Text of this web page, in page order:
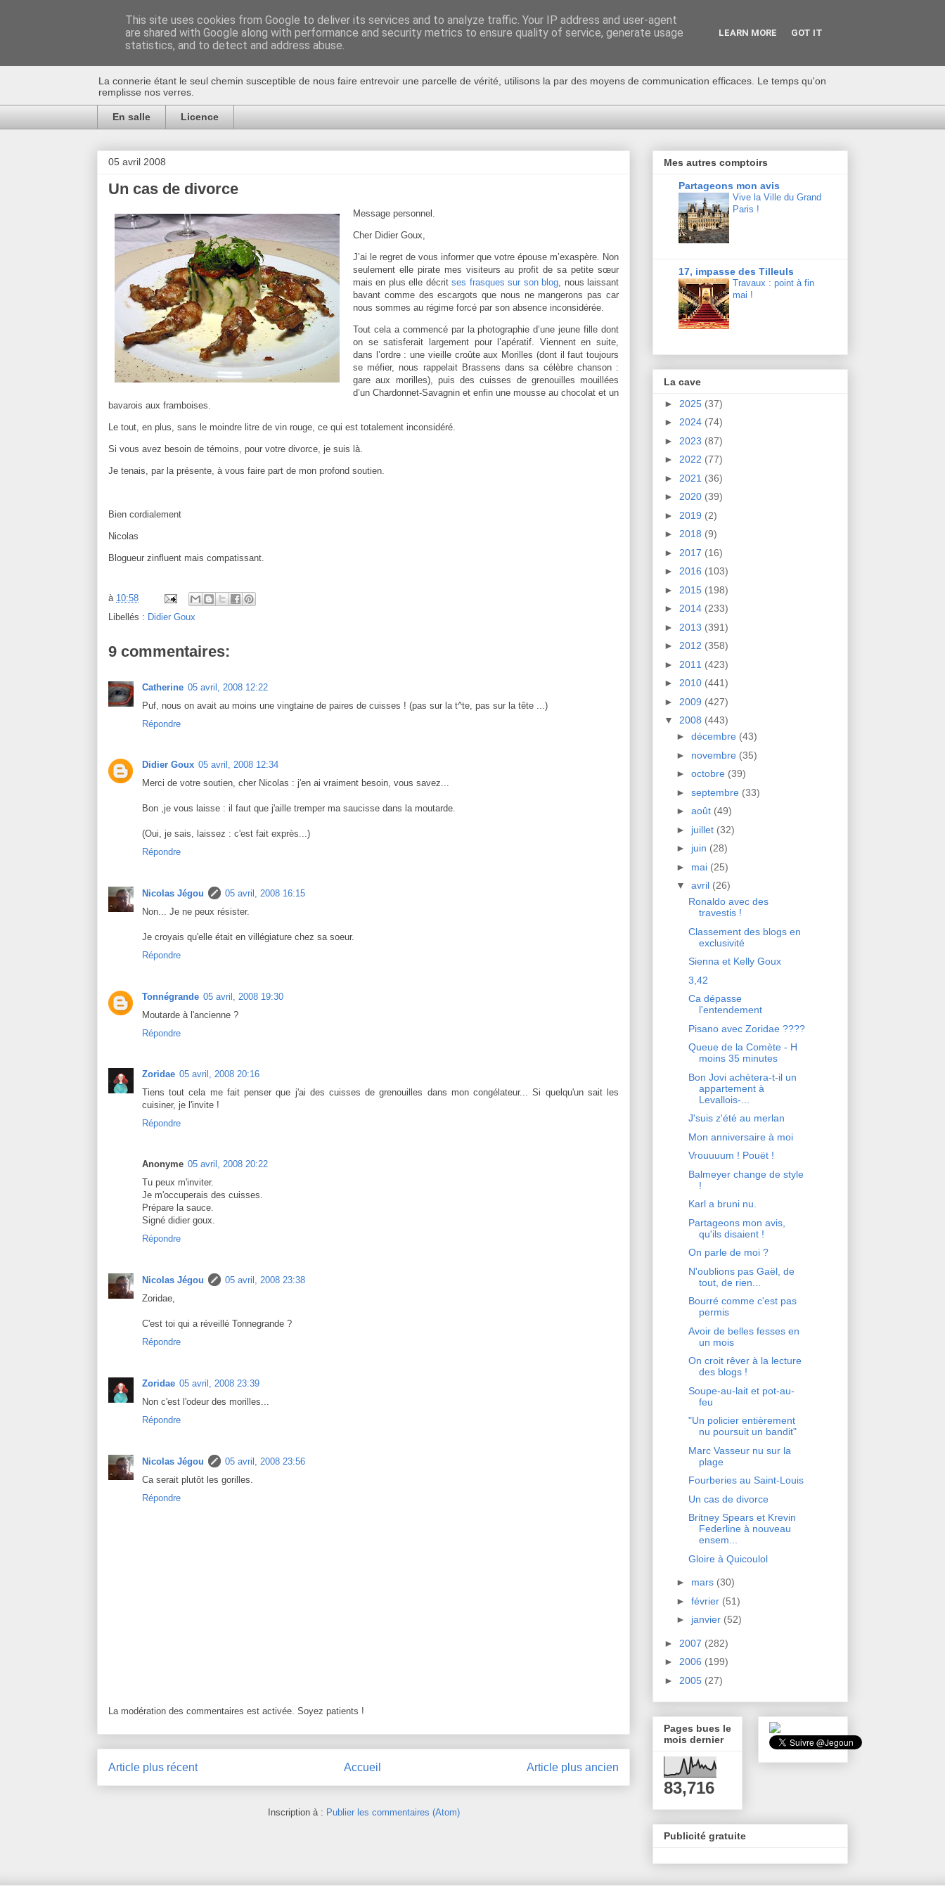
Au bistro !
La connerie étant le seul chemin susceptible de nous faire entrevoir une parcelle de vérité, utilisons la par des moyens de communication efficaces. Le temps qu'on
remplisse nos verres.
En salle Licence
05 avril 2008
Un cas de divorce
Message personnel.
Cher Didier Goux,
J’ai le regret de vous informer que votre épouse m’exaspère. Non
seulement elle pirate mes visiteurs au profit de sa petite sœur
mais en plus elle décritses frasques sur son blog , nous laissant
bavant comme des escargots que nous ne mangerons pas car
nous sommes au régime forcé par son absence inconsidérée.
Tout cela a commencé par la photographie d’une jeune fille dont
on se satisferait largement pour l’apératif. Viennent en suite,
dans l’ordre : une vieille croûte aux Morilles (dont il faut toujours
se méfier, nous rappelait Brassens dans sa célèbre chanson :
gare aux morilles), puis des cuisses de grenouilles mouillées
d’un Chardonnet-Savagnin et enfin une mousse au chocolat et un
bavarois aux framboises.
Le tout, en plus, sans le moindre litre de vin rouge, ce qui est totalement inconsidéré.
Si vous avez besoin de témoins, pour votre divorce, je suis là.
Je tenais, par la présente, à vous faire part de mon profond soutien.
Bien cordialement
Nicolas
Blogueur zinfluent mais compatissant.
à 10:58
Libellés : Didier Goux
9 commentaires:
Catherine 05 avril, 2008 12:22
Puf, nous on avait au moins une vingtaine de paires de cuisses ! (pas sur la t^te, pas sur la tête ...)
Répondre
Didier Goux 05 avril, 2008 12:34
Merci de votre soutien, cher Nicolas : j'en ai vraiment besoin, vous savez...
Bon ,je vous laisse : il faut que j'aille tremper ma saucisse dans la moutarde.
(Oui, je sais, laissez : c'est fait exprès...)
Répondre
Nicolas Jégou
05 avril, 2008 16:15
Non... Je ne peux résister.
Je croyais qu'elle était en villégiature chez sa soeur.
Répondre
Tonnégrande 05 avril, 2008 19:30
Moutarde à l'ancienne ?
Répondre
Zoridae 05 avril, 2008 20:16
Tiens tout cela me fait penser que j'ai des cuisses de grenouilles dans mon congélateur... Si quelqu'un sait les
cuisiner, je l'invite !
Répondre
Anonyme 05 avril, 2008 20:22
Tu peux m'inviter.
Je m'occuperais des cuisses.
Prépare la sauce.
Signé didier goux.
Répondre
Nicolas Jégou
05 avril, 2008 23:38
Zoridae,
C'est toi qui a réveillé Tonnegrande ?
Répondre
Zoridae 05 avril, 2008 23:39
Non c'est l'odeur des morilles...
Répondre
Nicolas Jégou
05 avril, 2008 23:56
Ca serait plutôt les gorilles.
Répondre
La modération des commentaires est activée. Soyez patients !
Article plus récent Article plus ancien
Accueil
Inscription à : Publier les commentaires (Atom)
Mes autres comptoirs
Partageons mon avis
Vive la Ville du Grand
Paris !
17, impasse des Tilleuls
Travaux : point à fin
mai !
La cave
► 2025 (37)
► 2024 (74)
► 2023 (87)
► 2022 (77)
► 2021 (36)
► 2020 (39)
► 2019 (2)
► 2018 (9)
► 2017 (16)
► 2016 (103)
► 2015 (198)
► 2014 (233)
► 2013 (391)
► 2012 (358)
► 2011 (423)
► 2010 (441)
► 2009 (427)
▼ 2008 (443)
► décembre (43)
► novembre (35)
► octobre (39)
► septembre (33)
► août (49)
► juillet (32)
► juin (28)
► mai (25)
▼ avril (26)
Ronaldo avec des
travestis !
Classement des blogs en
exclusivité
Sienna et Kelly Goux
3,42
Ca dépasse
l'entendement
Pisano avec Zoridae ????
Queue de la Comète - H
moins 35 minutes
Bon Jovi achètera-t-il un
appartement à
Levallois-...
J'suis z'été au merlan
Mon anniversaire à moi
Vrouuuum ! Pouët !
Balmeyer change de style
!
Karl a bruni nu.
Partageons mon avis,
qu'ils disaient !
On parle de moi ?
N'oublions pas Gaël, de
tout, de rien...
Bourré comme c'est pas
permis
Avoir de belles fesses en
un mois
On croit rêver à la lecture
des blogs !
Soupe-au-lait et pot-au-
feu
"Un policier entièrement
nu poursuit un bandit"
Marc Vasseur nu sur la
plage
Fourberies au Saint-Louis
Un cas de divorce
Britney Spears et Krevin
Federline à nouveau
ensem...
Gloire à Quicoulol
► mars (30)
► février (51)
► janvier (52)
► 2007 (282)
► 2006 (199)
► 2005 (27)
Pages bues le
mois dernier
83,716
Publicité gratuite
This site uses cookies from Google to deliver its services and to analyze traffic. Your IP address and user-agent
are shared with Google along with performance and security metrics to ensure quality of service, generate usage
statistics, and to detect and address abuse.
LEARN MORE GOT IT